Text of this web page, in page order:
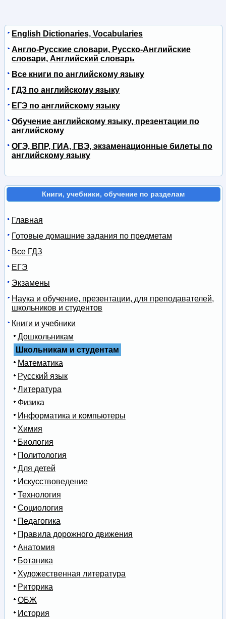
English Dictionaries, Vocabularies
Англо-Русские словари, Русско-Английские
словари, Английский словарь
Все книги по английскому языку
ГДЗ по английскому языку
ЕГЭ по английскому языку
Обучение английскому языку, презентации по
английскому
ОГЭ, ВПР, ГИА, ГВЭ, экзаменационные билеты по
английскому языку
Книги, учебники, обучение по разделам
Главная
Готовые домашние задания по предметам
Все ГДЗ
ЕГЭ
Экзамены
Наука и обучение, презентации, для преподавателей,
школьников и студентов
Книги и учебники
Дошкольникам
Школьникам и студентам
Математика
Русский язык
Литература
Физика
Информатика и компьютеры
Химия
Биология
Политология
Для детей
Искусствоведение
Технология
Социология
Педагогика
Правила дорожного движения
Анатомия
Ботаника
Художественная литература
Риторика
ОБЖ
История